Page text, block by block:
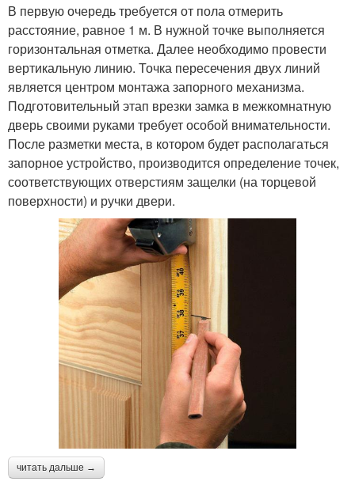
В первую очередь требуется от пола отмерить
расстояние, равное 1 м. В нужной точке выполняется
горизонтальная отметка. Далее необходимо провести
вертикальную линию. Точка пересечения двух линий
является центром монтажа запорного механизма.
Подготовительный этап врезки замка в межкомнатную
дверь своими руками требует особой внимательности.
После разметки места, в котором будет располагаться
запорное устройство, производится определение точек,
соответствующих отверстиям защелки (на торцевой
поверхности) и ручки двери.
читать дальше →